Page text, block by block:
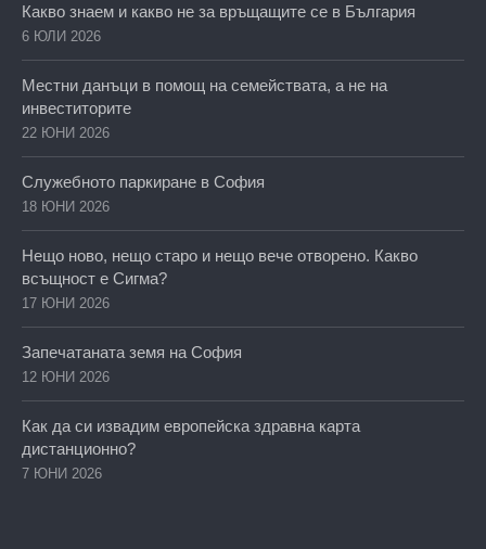
Какво знаем и какво не за връщащите се в България
6 ЮЛИ 2026
Местни данъци в помощ на семействата, а не на
инвеститорите
22 ЮНИ 2026
Служебното паркиране в София
18 ЮНИ 2026
Нещо ново, нещо старо и нещо вече отворено. Какво
всъщност е Сигма?
17 ЮНИ 2026
Запечатаната земя на София
12 ЮНИ 2026
Как да си извадим европейска здравна карта
дистанционно?
7 ЮНИ 2026